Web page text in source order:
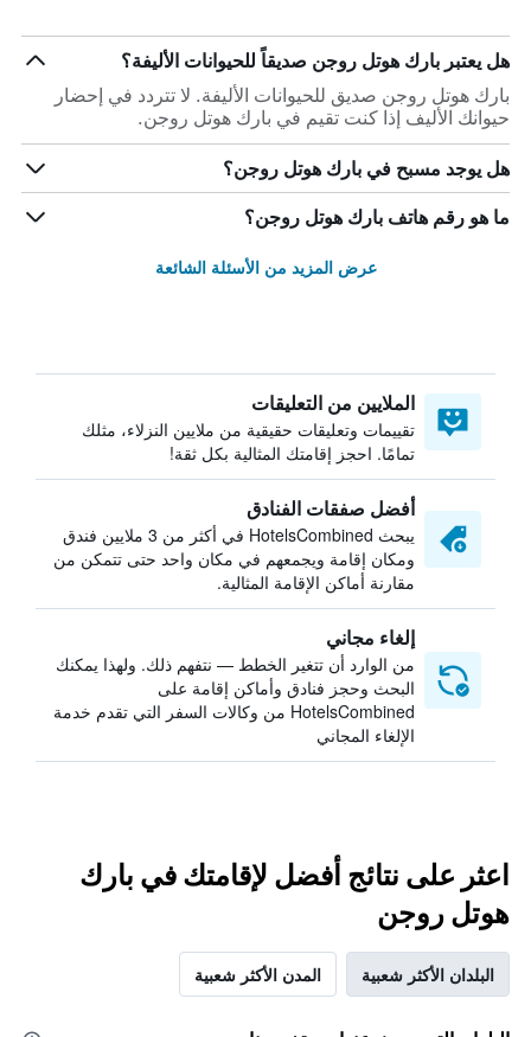
هل يعتبر بارك هوتل روجن صديقاً للحيوانات الأليفة؟
بارك هوتل روجن صديق للحيوانات الأليفة. لا تتردد في إحضار
حيوانك الأليف إذا كنت تقيم في بارك هوتل روجن.
هل يوجد مسبح في بارك هوتل روجن؟
ما هو رقم هاتف بارك هوتل روجن؟
عرض المزيد من الأسئلة الشائعة
الملايين من التعليقات
تقييمات وتعليقات حقيقية من ملايين النزلاء، مثلك
تمامًا. احجز إقامتك المثالية بكل ثقة!
أفضل صفقات الفنادق
يبحث HotelsCombined في أكثر من 3 ملايين فندق
ومكان إقامة ويجمعهم في مكان واحد حتى تتمكن من
مقارنة أماكن الإقامة المثالية.
إلغاء مجاني
من الوارد أن تتغير الخطط — نتفهم ذلك. ولهذا يمكنك
البحث وحجز فنادق وأماكن إقامة على
HotelsCombined من وكالات السفر التي تقدم خدمة
الإلغاء المجاني
اعثر على نتائج أفضل لإقامتك في بارك
هوتل روجن
البلدان الأكثر شعبية المدن الأكثر شعبية